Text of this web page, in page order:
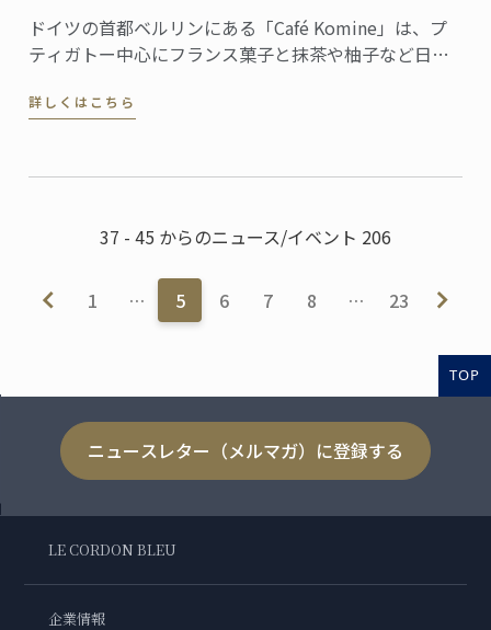
ドイツの首都ベルリンにある「Café Komine」は、プ
ティガトー中心にフランス菓子と抹茶や柚子など日本
で評判のカフェ。オーナーパティシエの小峯晋さん
詳しくはこちら
37 - 45 からのニュース/イベント 206
1 … 5 6 7 8 … 23
TOP
ニュースレター（メルマガ）に登録する
LE CORDON BLEU
企業情報